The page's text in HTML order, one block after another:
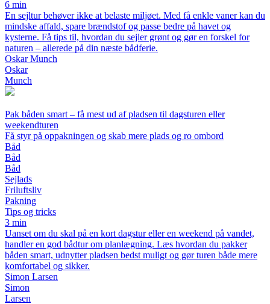
6 min
En sejltur behøver ikke at belaste miljøet. Med få enkle vaner kan du
mindske affald, spare brændstof og passe bedre på havet og
kysterne. Få tips til, hvordan du sejler grønt og gør en forskel for
naturen – allerede på din næste bådferie.
Oskar Munch
Oskar
Munch
Pak båden smart – få mest ud af pladsen til dagsturen eller
weekendturen
Få styr på oppakningen og skab mere plads og ro ombord
Båd
Båd
Båd
Sejlads
Friluftsliv
Pakning
Tips og tricks
3 min
Uanset om du skal på en kort dagstur eller en weekend på vandet,
handler en god bådtur om planlægning. Læs hvordan du pakker
båden smart, udnytter pladsen bedst muligt og gør turen både mere
komfortabel og sikker.
Simon Larsen
Simon
Larsen